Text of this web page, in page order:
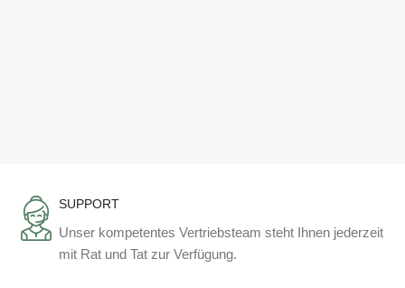
SUPPORT
Unser kompetentes Vertriebsteam steht Ihnen jederzeit
mit Rat und Tat zur Verfügung.